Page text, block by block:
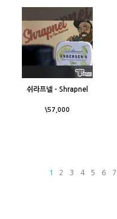
쉬라프넬 - Shrapnel
\57,000
1 2 3 4 5 6 7